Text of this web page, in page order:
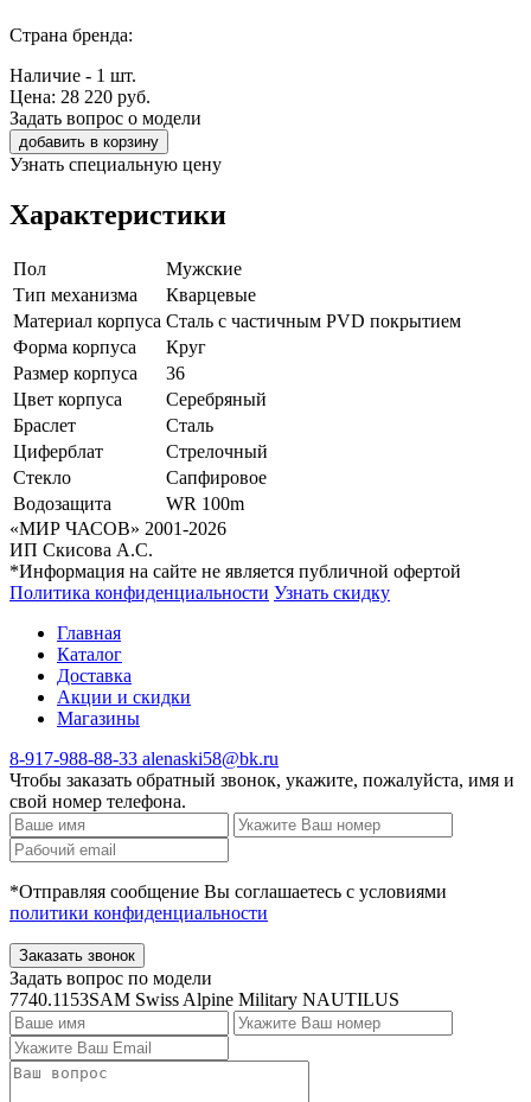
Страна бренда:
Наличие - 1 шт.
Цена: 28 220 руб.
Задать вопрос о модели
добавить в корзину
Узнать специальную цену
Характеристики
Пол
Мужские
Тип механизма
Кварцевые
Материал корпуса Сталь с частичным PVD покрытием
Форма корпуса
Круг
Размер корпуса
36
Цвет корпуса
Серебряный
Браслет
Сталь
Циферблат
Стрелочный
Стекло
Сапфировое
Водозащита
WR 100m
«МИР ЧАСОВ» 2001-2026
ИП Скисова А.С.
*Информация на сайте не является публичной офертой
Политика конфиденциальности Узнать скидку
Главная
Каталог
Доставка
Акции и скидки
Магазины
8-917-988-88-33 alenaski58@bk.ru
Чтобы заказать обратный звонок, укажите, пожалуйста, имя и
свой номер телефона.
*Отправляя сообщение Вы соглашаетесь с условиями
политики конфиденциальности
Заказать звонок
Задать вопрос по модели
7740.1153SAM Swiss Alpine Military NAUTILUS